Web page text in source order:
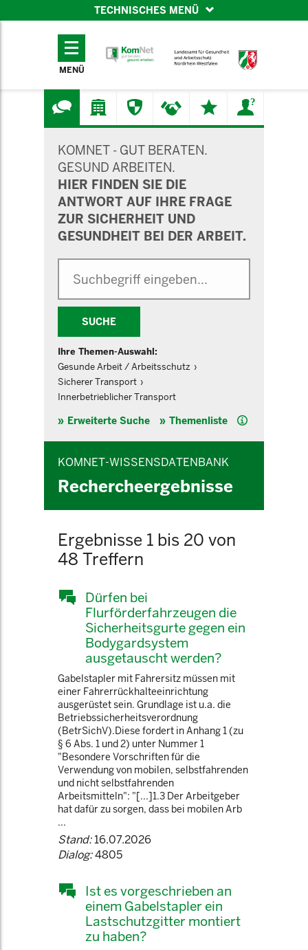
TECHNISCHES MENÜ
TECHNISCHES
MENÜ
KOMNET - GUT BERATEN.
GESUND ARBEITEN.
HIER FINDEN SIE DIE
ANTWORT AUF IHRE FRAGE
ZUR SICHERHEIT UND
GESUNDHEIT BEI DER ARBEIT.
SUCHE
Ihre Themen-Auswahl:
Gesunde Arbeit / Arbeitsschutz
Sicherer Transport
Innerbetrieblicher Transport
Erweiterte Suche Themenliste Hilfe
KOMNET-WISSENSDATENBANK
Rechercheergebnisse
Ergebnisse 1 bis 20 von
48 Treffern
Dürfen bei
Flurförderfahrzeugen die
Sicherheitsgurte gegen ein
Bodygardsystem
ausgetauscht werden?
Gabelstapler mit Fahrersitz müssen mit
einer Fahrerrückhalteeinrichtung
ausgerüstet sein. Grundlage ist u.a. die
Betriebssicherheitsverordnung
(BetrSichV).Diese fordert in Anhang 1 (zu
§ 6 Abs. 1 und 2) unter Nummer 1
"Besondere Vorschriften für die
Verwendung von mobilen, selbstfahrenden
und nicht selbstfahrenden
Arbeitsmitteln": "[...]1.3 Der Arbeitgeber
hat dafür zu sorgen, dass bei mobilen Arb
...
Stand:16.07.2026
Dialog:4805
Ist es vorgeschrieben an
einem Gabelstapler ein
Lastschutzgitter montiert
zu haben?